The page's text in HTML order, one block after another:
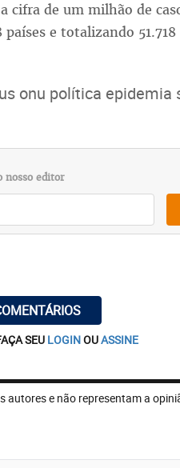
cifra de um milhão de
e totalizando
onu política epidemia
nosso editor
SEU LOGINOUASSINE
autores e não representam a